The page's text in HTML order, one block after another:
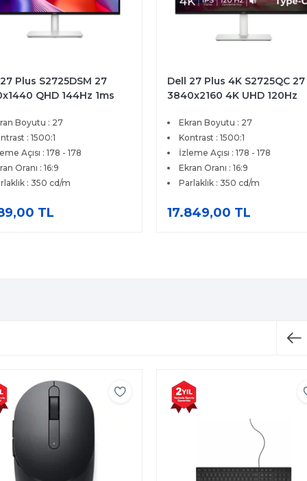
Plus S2725DSM 27
QHD 144Hz 1ms
IPS Pivot Monitor
Boyutu : 27
: 1500:1
Açısı : 178 - 178
Oranı : 16:9
: 350 cd/m
TL
Dell 27 Plus 4K S2725QC 27
3840x2160 4K UHD 120Hz
Premium IPS Monitör
Ekran Boyutu : 27
Kontrast : 1500:1
İzleme Açısı : 178 - 178
Ekran Oranı : 16:9
Parlaklık : 350 cd/m
17.849,00 TL